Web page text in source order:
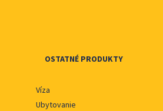
OSTATNÉ PRODUKTY
Víza
Ubytovanie